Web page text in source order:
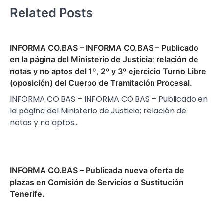
Related Posts
INFORMA CO.BAS – INFORMA CO.BAS – Publicado
en la página del Ministerio de Justicia; relación de
notas y no aptos del 1º, 2º y 3º ejercicio Turno Libre
(oposición) del Cuerpo de Tramitación Procesal.
INFORMA CO.BAS – INFORMA CO.BAS – Publicado en
la página del Ministerio de Justicia; relación de
notas y no aptos…
INFORMA CO.BAS – Publicada nueva oferta de
plazas en Comisión de Servicios o Sustitución
Tenerife.